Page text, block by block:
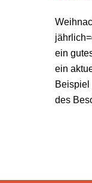
ein
ein
Beispiel
des